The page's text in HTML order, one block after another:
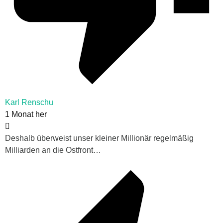
Karl Renschu
1 Monat her
Deshalb überweist unser kleiner Millionär regelmäßig
Milliarden an die Ostfront…